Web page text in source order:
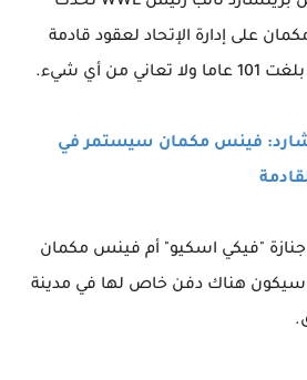
على إدارة الإتحاد لعقود قادمة
من أي شيء.
فينس مكمان سيستمر في
"فيكي اسكيو" أم فينس مكمان
هناك دفن خاص لها في مدينة